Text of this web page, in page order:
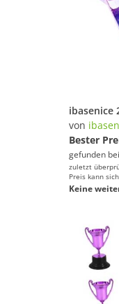
von
Bester
gefunden bei
zuletzt
Preis kann
Keine